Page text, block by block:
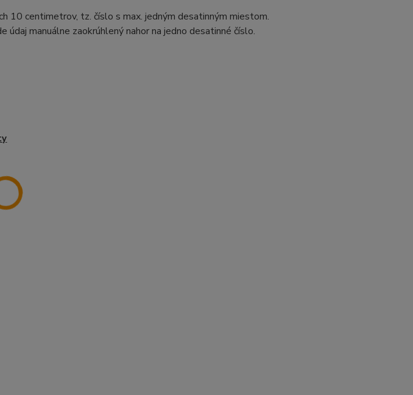
10 centimetrov, tz. číslo s max. jedným desatinným miestom.
údaj manuálne zaokrúhlený nahor na jedno desatinné číslo.